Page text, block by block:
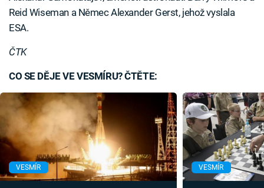
Reid Wiseman a Němec Alexander Gerst, jehož vyslala
ESA.
ČTK
CO SE DĚJE VE VESMÍRU? ČTĚTE:
VESMÍR VESMÍR